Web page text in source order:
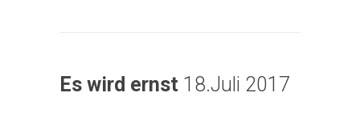
Es wird ernst 18.Juli 2017